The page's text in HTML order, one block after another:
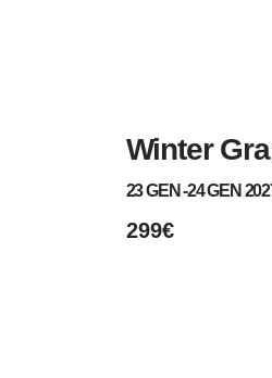
Winter
23 GEN -24 GEN
299€